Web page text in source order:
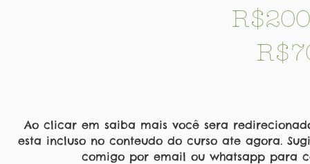
Ao clicar em saiba mais você sera
esta incluso no conteudo do curso ate agora.
comigo por email ou whatsapp para